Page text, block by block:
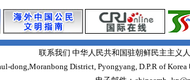
联系我们 中华人民共和国驻朝鲜民主主义
dong,Moranbong District, Pyongyang, D.P.R of